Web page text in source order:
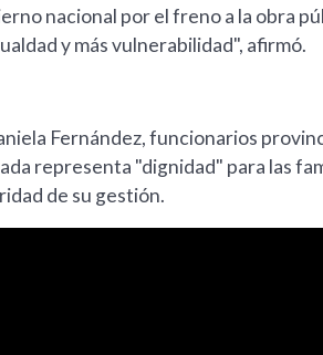
nacional por el freno a la obra
y más vulnerabilidad", afirmó.
Fernández, funcionarios
representa "dignidad" para las
de su gestión.